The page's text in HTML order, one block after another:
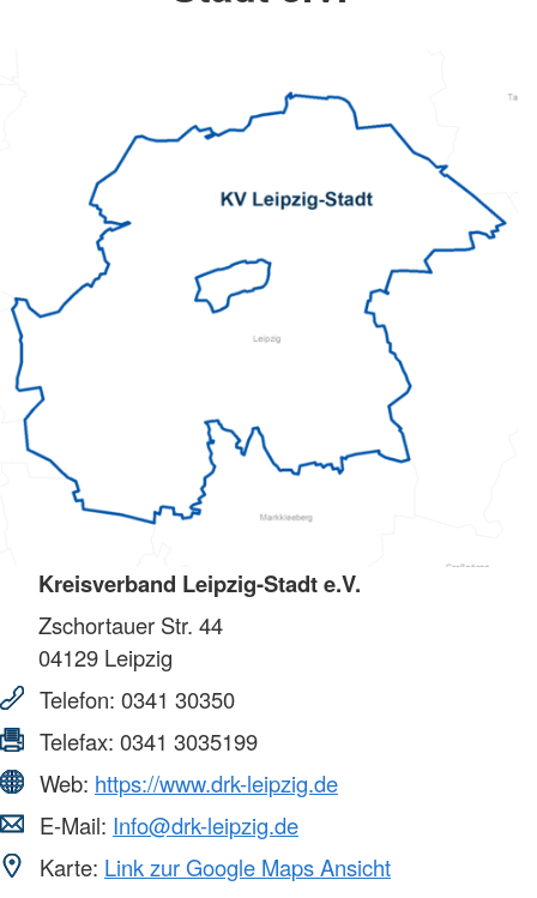
Kreisverband Leipzig-Stadt e.V.
Zschortauer Str. 44
04129 Leipzig
Telefon: 0341 30350
Telefax: 0341 3035199
Web: https://www.drk-leipzig.de
E-Mail: Info@drk-leipzig.de
Karte: Link zur Google Maps Ansicht